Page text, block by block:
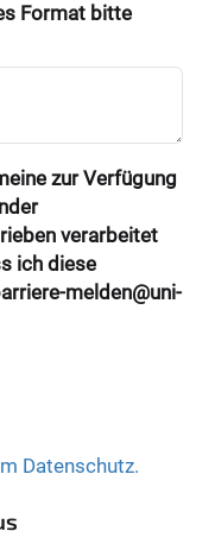
Format bitte
zur Verfügung
verarbeitet
ich diese
melden@uni-
Datenschutz.